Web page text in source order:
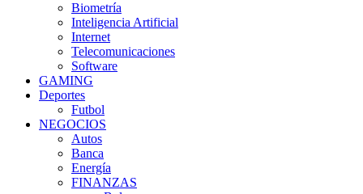
Biometría
Inteligencia Artificial
Internet
Telecomunicaciones
Software
GAMING
Deportes
Futbol
NEGOCIOS
Autos
Banca
Energía
FINANZAS